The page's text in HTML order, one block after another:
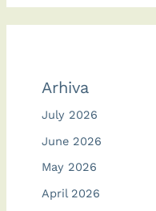
Arhiva
July 2026
June 2026
May 2026
April 2026